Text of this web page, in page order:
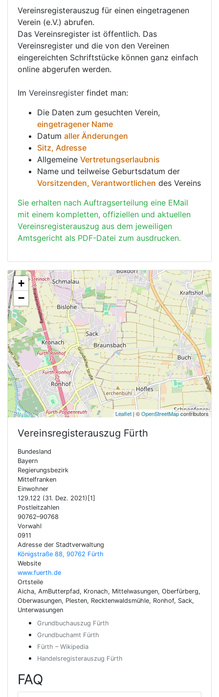
Vereinsregisterauszug für einen eingetragenen
Verein (e.V.) abrufen.
Das Vereinsregister ist öffentlich. Das
Vereinsregister und die von den Vereinen
eingereichten Schriftstücke können ganz einfach
online abgerufen werden.
Im Vereinsregister findet man:
Die Daten zum gesuchten Verein,
eingetragener Name
Datum aller Änderungen
Sitz, Adresse
Allgemeine Vertretungserlaubnis
Name und teilweise Geburtsdatum der
Vorsitzenden, Verantwortlichen des Vereins
Sie erhalten nach Auftragserteilung eine EMail
mit einem kompletten, offiziellen und aktuellen
Vereinsregisterauszug aus dem jeweiligen
Amtsgericht als PDF-Datei zum ausdrucken.
+
−
Leaflet | ©OpenStreetMapcontributors
Vereinsregisterauszug Fürth
Bundesland
Bayern
Regierungsbezirk
Mittelfranken
Einwohner
129.122 (31. Dez. 2021)[1]
Postleitzahlen
90762–90768
Vorwahl
0911
Adresse der Stadtverwaltung
Königstraße 88, 90762 Fürth
Website
www.fuerth.de
Ortsteile
Aicha, AmButterpfad, Kronach, Mittelwasungen, Oberfürberg,
Oberwasungen, Plesten, Recktenwaldsmühle, Ronhof, Sack,
Unterwasungen
Grundbuchauszug Fürth
Grundbuchamt Fürth
Fürth – Wikipedia
Handelsregisterauszug Fürth
FAQ